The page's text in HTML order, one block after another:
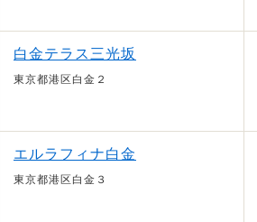
白金テラス三光坂
東京都港区白金２
エルラフィナ白金
東京都港区白金３